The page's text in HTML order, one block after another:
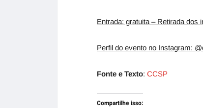
Entrada: gratuita – Retirada dos
Perfil do evento no Instagram:
Fonte e Texto: CCSP
Compartilhe isso: